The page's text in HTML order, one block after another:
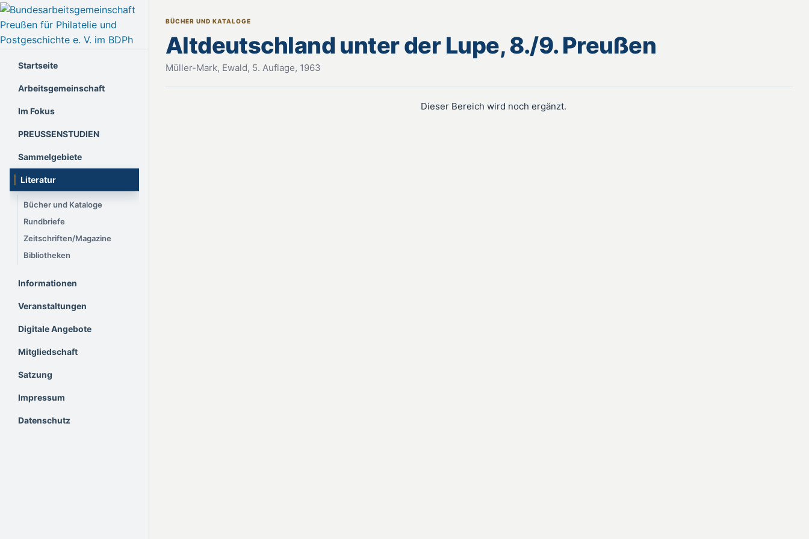
Startseite
Arbeitsgemeinschaft
Im Fokus
PREUSSENSTUDIEN
Sammelgebiete
Literatur
Bücher und Kataloge
Rundbriefe
Zeitschriften/Magazine
Bibliotheken
Informationen
Veranstaltungen
Digitale Angebote
Mitgliedschaft
Satzung
Impressum
Datenschutz
BÜCHER UND KATALOGE
Altdeutschland unter der Lupe, 8./9. Preußen
Müller-Mark, Ewald, 5. Auflage, 1963
Dieser Bereich wird noch ergänzt.